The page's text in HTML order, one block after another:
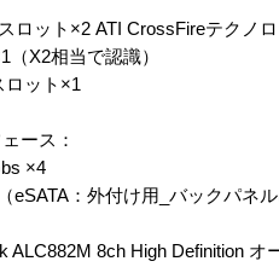
ロット×2 ATI CrossFireテクノ
X2相当で認識）
ット×1
ース：
×4
eSATA：外付け用_バックパネル
ALC882M 8ch High Definition オ